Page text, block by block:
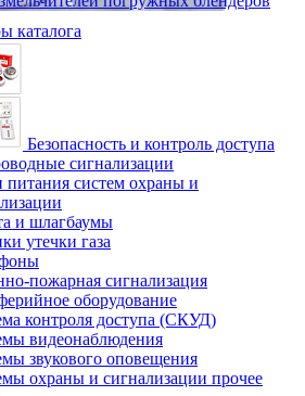
каталога
Безопасность и контроль доступа
сигнализации
питания систем охраны и
и шлагбаумы
утечки газа
пожарная сигнализация
оборудование
контроля доступа (СКУД)
видеонаблюдения
звукового оповещения
охраны и сигнализации прочее